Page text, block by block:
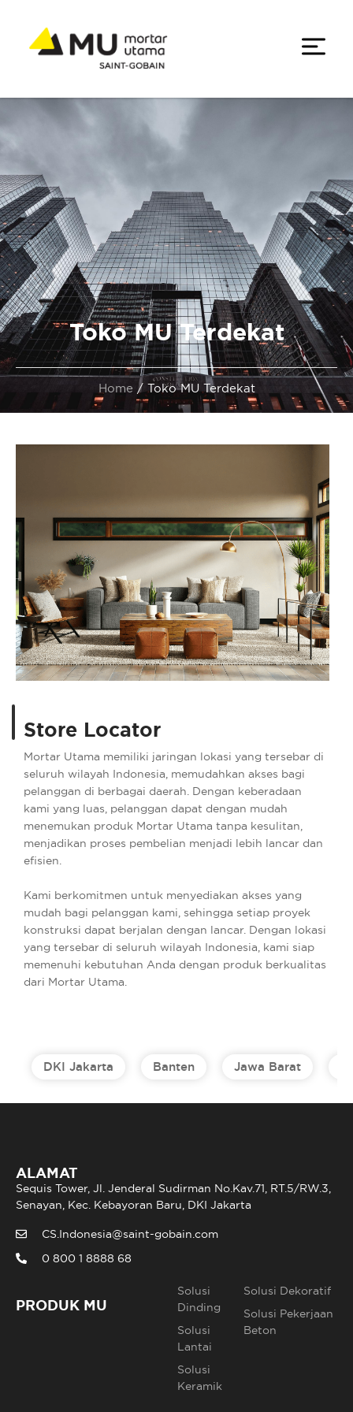
Toko MU Terdekat
Home /Toko MU Terdekat
Store Locator
Mortar Utama memiliki jaringan lokasi yang tersebar di
seluruh wilayah Indonesia, memudahkan akses bagi
pelanggan di berbagai daerah. Dengan keberadaan
kami yang luas, pelanggan dapat dengan mudah
menemukan produk Mortar Utama tanpa kesulitan,
menjadikan proses pembelian menjadi lebih lancar dan
efisien.
Kami berkomitmen untuk menyediakan akses yang
mudah bagi pelanggan kami, sehingga setiap proyek
konstruksi dapat berjalan dengan lancar. Dengan lokasi
yang tersebar di seluruh wilayah Indonesia, kami siap
memenuhi kebutuhan Anda dengan produk berkualitas
dari Mortar Utama.
DKI Jakarta Banten Jawa Barat
ALAMAT
Sequis Tower, Jl. Jenderal Sudirman No.Kav.71, RT.5/RW.3,
Senayan, Kec. Kebayoran Baru, DKI Jakarta
CS.Indonesia@saint-gobain.com
0 800 1 8888 68
PRODUK MU
Solusi
Dinding
Solusi
Lantai
Solusi
Keramik
Solusi Dekoratif
Solusi Pekerjaan
Beton